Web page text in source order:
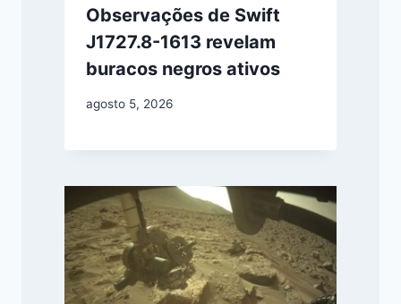
Observações de Swift
J1727.8-1613 revelam
buracos negros ativos
agosto 5, 2026